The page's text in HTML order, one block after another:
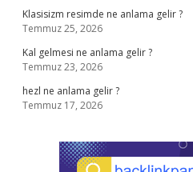
Klasisizm resimde ne anlama gelir ?
Temmuz 25, 2026
Kal gelmesi ne anlama gelir ?
Temmuz 23, 2026
hezl ne anlama gelir ?
Temmuz 17, 2026